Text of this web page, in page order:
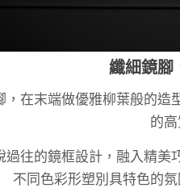
纖細鏡腳
，在末端做優雅柳葉般的造
的高
過往的鏡框設計，融入精美
不同色彩形塑別具特色的